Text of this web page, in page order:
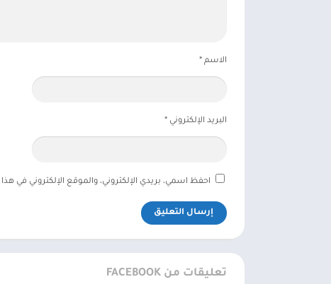
الاسم *
البريد الإلكتروني *
احفظ اسمي، بريدي الإلكتروني، والموقع الإلكتروني في
تعليقات من FACEBOOK